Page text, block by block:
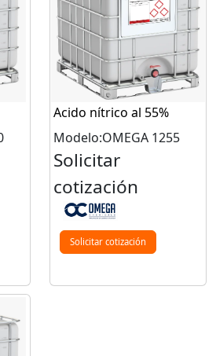
Acido nítrico al 55%
Modelo:OMEGA 1255
Solicitar
cotización
Solicitar cotización